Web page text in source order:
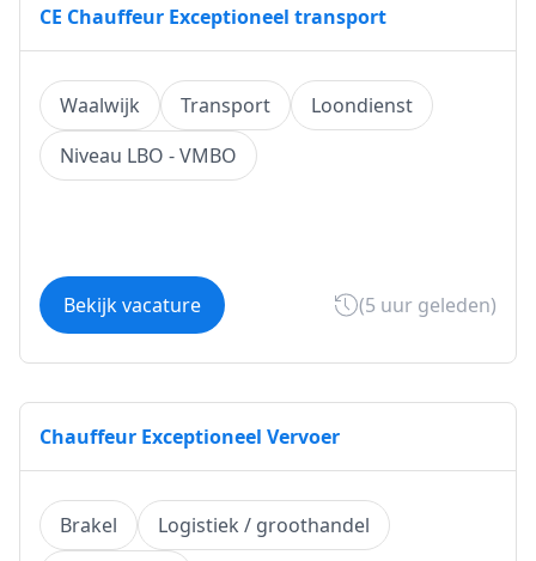
CE Chauffeur Exceptioneel transport
Waalwijk Transport
Loondienst
Niveau LBO - VMBO
Bekijk vacature (5 uur geleden)
Chauffeur Exceptioneel Vervoer
Brakel
Logistiek / groothandel